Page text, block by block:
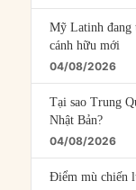
Mỹ Latinh đang
cánh hữu mới
04/08/2026
Tại sao Trung
Nhật Bản?
04/08/2026
Điểm mù chiến